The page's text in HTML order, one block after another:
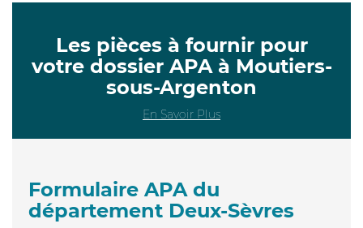
Les pièces à fournir pour
votre dossier APA à Moutiers-
sous-Argenton
En Savoir Plus
Formulaire APA du
département Deux-Sèvres